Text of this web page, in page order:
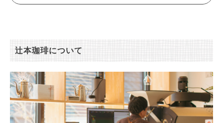
辻本珈琲について